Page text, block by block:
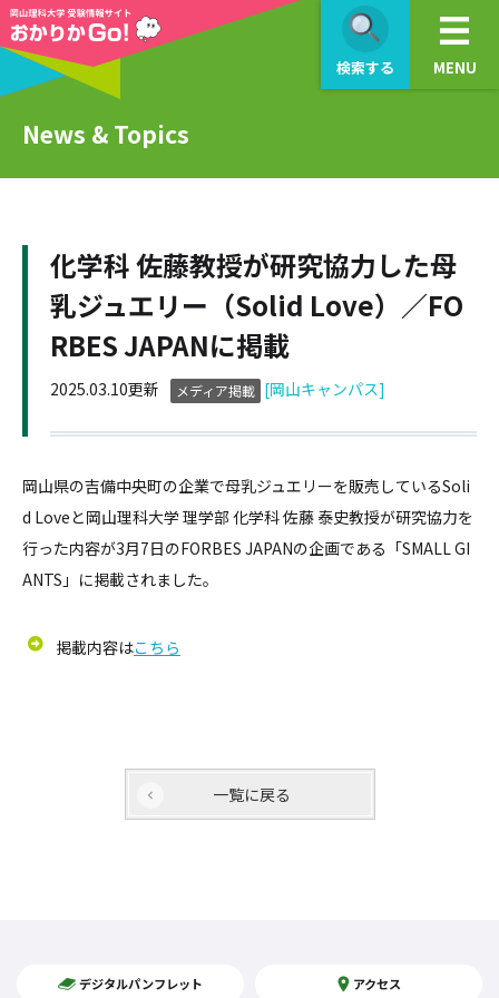
検索する MENU
News & Topics
化学科 佐藤教授が研究協力した母
乳ジュエリー（Solid Love）／FO
RBES JAPANに掲載
2025.03.10更新 メディア掲載 [岡山キャンパス]
岡山県の吉備中央町の企業で母乳ジュエリーを販売しているSoli
d Loveと岡山理科大学 理学部 化学科 佐藤 泰史教授が研究協力を
行った内容が3月7日のFORBES JAPANの企画である「SMALL GI
ANTS」に掲載されました。
掲載内容はこちら
一覧に戻る
デジタルパンフレット アクセス